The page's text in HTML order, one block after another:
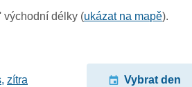
východní délky (ukázat na mapě).
,zítra Vybrat den